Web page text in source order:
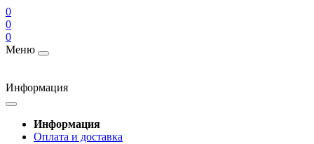
0
0
0
Меню
Информация
Информация
Оплата и доставка